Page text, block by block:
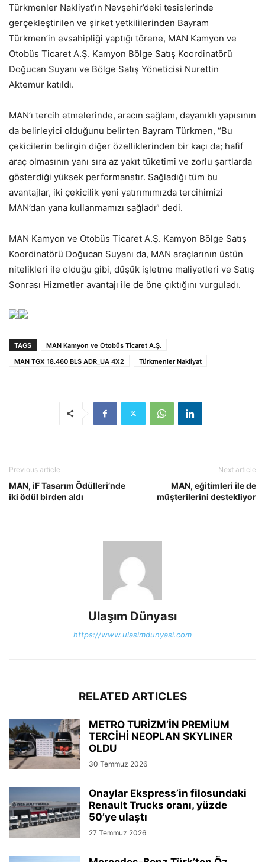
Türkmenler Nakliyat’ın Nevşehir’deki tesislerinde
gerçekleştirilen ve şirket yetkililerinden Bayram
Türkmen’in evsahipliği yaptığı törene, MAN Kamyon ve
Otobüs Ticaret A.Ş. Kamyon Bölge Satış Koordinatörü
Doğucan Suyanı ve Bölge Satış Yöneticisi Nurettin
Aktemur katıldı.
MAN’ı tercih etmelerinde, aracın sağlam, dayanıklı yapısının
da belirleyici olduğunu belirten Bayram Türkmen, “Bu
çekicilerin belirgin diğer özelliklerinden bir kaçı da; hafif
araç olmasının yanı sıra az yakıt tüketimi ve zorlu şartlarda
gösterdiği yüksek performanstır. Sağladığı tüm bu
avantajlar, iki çekicilik yeni yatırımımızda tercihimizi
MAN’dan yana kullanmamızı sağladı” dedi.
MAN Kamyon ve Otobüs Ticaret A.Ş. Kamyon Bölge Satış
Koordinatörü Doğucan Suyanı da, MAN araçlarının üstün
nitelikleri ile olduğu gibi, düşük işletme maliyetleri ve Satış
Sonrası Hizmetler avantajı ile de öne çıktığını vurguladı.
TAGS
MAN Kamyon ve Otobüs Ticaret A.Ş.
MAN TGX 18.460 BLS ADR_UA 4X2
Türkmenler Nakliyat
Previous article
MAN, iF Tasarım Ödülleri’nde
iki ödül birden aldı
Next article
MAN, eğitimleri ile de
müşterilerini destekliyor
Ulaşım Dünyası
https://www.ulasimdunyasi.com
RELATED ARTICLES
METRO TURİZM’İN PREMİUM
TERCİHİ NEOPLAN SKYLINER
OLDU
30 Temmuz 2026
Onaylar Ekspress’in filosundaki
Renault Trucks oranı, yüzde
50’ye ulaştı
27 Temmuz 2026